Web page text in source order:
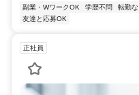
副業・WワークOK 学歴不問 転勤な
友達と応募OK
正社員